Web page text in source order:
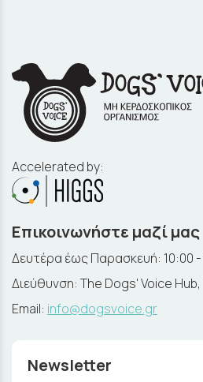
Accelerated by:
Επικοινωνήστε μαζί μας
Δευτέρα έως Παρασκευή: 10:00 -
Διεύθυνση: The Dogs' Voice Hub,
Email: info@dogsvoice.gr
Newsletter